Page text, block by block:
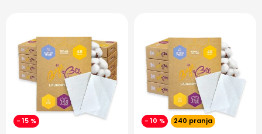
- 15 % - 10 % 240 pranja